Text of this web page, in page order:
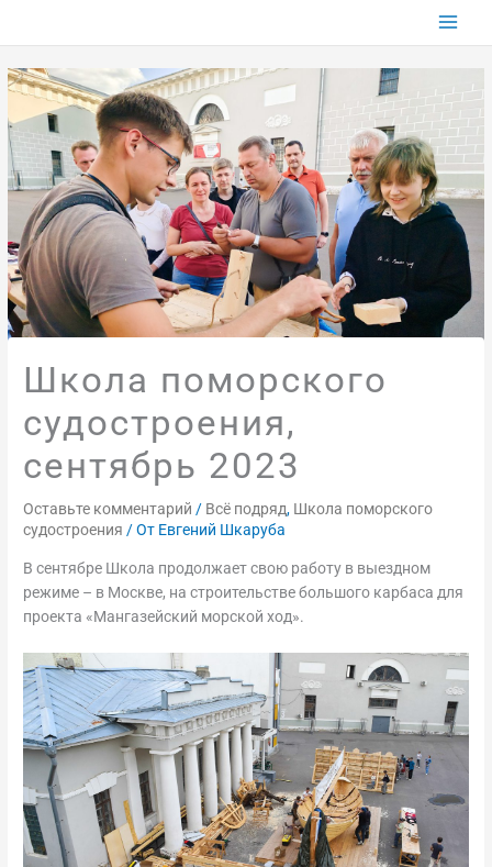
Школа поморского
судостроения,
сентябрь 2023
Оставьте комментарий / Всё подряд, Школа поморского
судостроения / От Евгений Шкаруба
В сентябре Школа продолжает свою работу в выездном
режиме – в Москве, на строительстве большого карбаса для
проекта «Мангазейский морской ход».